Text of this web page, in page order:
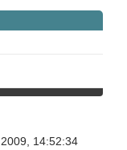
14:52:34